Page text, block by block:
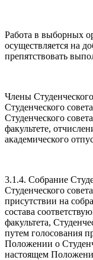
Работа в выборных
осуществляется на
препятствовать
Члены
Студенческого
Студенческого
факультете,
академического
3.1.4. Собрание
Студенческого
присутствии на
состава
факультета,
путем голосования
Положении о
настоящем